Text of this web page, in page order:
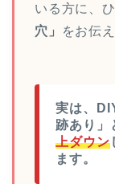
いる方に、
穴」
をお伝
実は、
跡あり」
上ダウン
ます。